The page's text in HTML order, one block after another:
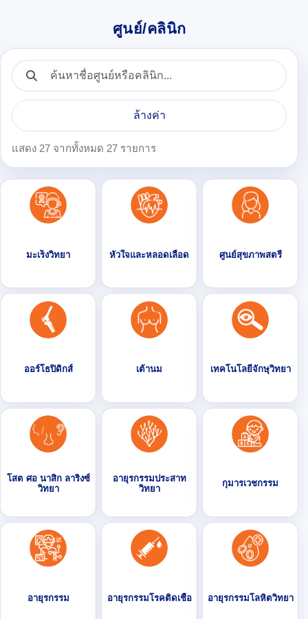
ศูนย์/คลินิก
ล้างค่า
แสดง 27 จากทั้งหมด 27 รายการ
มะเร็งวิทยา หัวใจและหลอดเลือด ศูนย์สุขภาพสตรี
ออร์โธปิดิกส์ เต้านม เทคโนโลยีจักษุวิทยา
โสต ศอ นาสิก ลาริงซ์
วิทยา
อายุรกรรมประสาท
วิทยา
กุมารเวชกรรม
อายุรกรรม อายุรกรรมโรคติดเชื้อ อายุรกรรมโลหิตวิทยา